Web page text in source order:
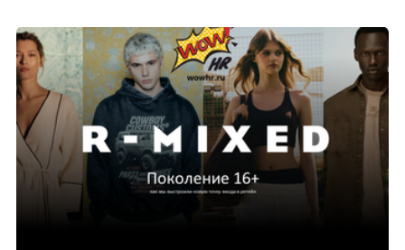
означают потерю стабильности, а для внешнего
рынка становятся сигналом о возможных
проблемах организации. В результате увольнения
нередко превращаются в фактор, который
негативно влияет HR-бренд работодателя.